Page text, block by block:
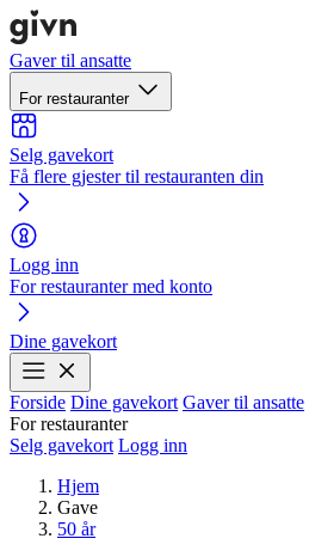
Gaver til ansatte
For restauranter
Selg gavekort
Få flere gjester til restauranten din
Logg inn
For restauranter med konto
Dine gavekort
Forside Dine gavekort Gaver til ansatte
For restauranter
Selg gavekort Logg inn
Hjem
Gave
50 år